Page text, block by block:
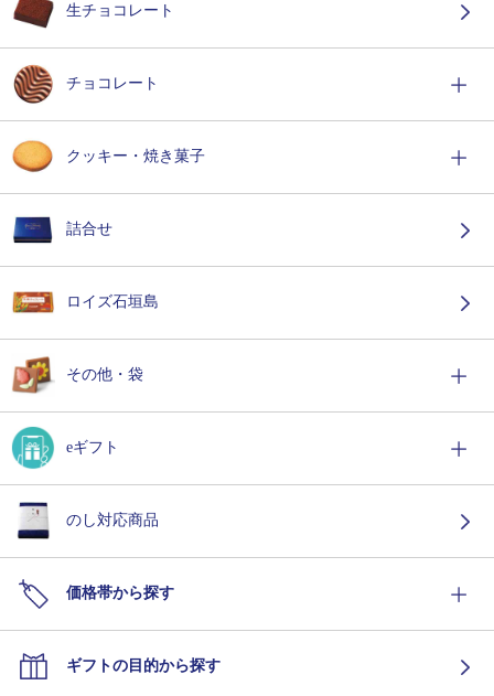
生チョコレート
チョコレート
クッキー・焼き菓子
詰合せ
ロイズ石垣島
その他・袋
eギフト
のし対応商品
価格帯から探す
ギフトの目的から探す